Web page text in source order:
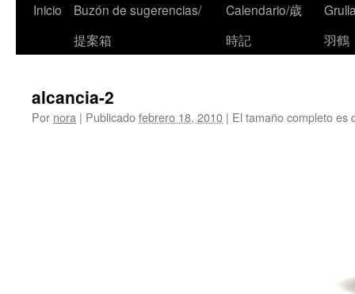
Inicio
Buzón de sugerencias/
提案箱
Calendario/歳
時記
羽鶴
alcancia-2
Por nora | Publicadofebrero 18, 2010 | El tamaño completo es